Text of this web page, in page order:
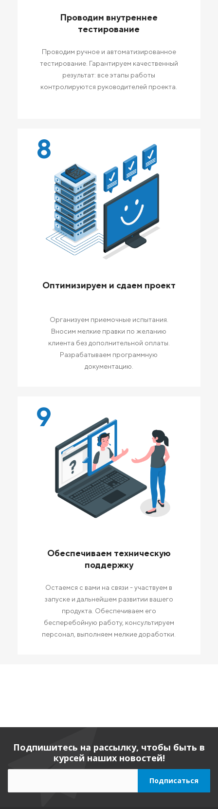
Проводим внутреннее
тестирование
Проводим ручное и автоматизированное
тестирование. Гарантируем качественный
результат: все этапы работы
контролируются руководителей проекта.
8
Оптимизируем и сдаем проект
Организуем приемочные испытания.
Вносим мелкие правки по желанию
клиента без дополнительной оплаты.
Разрабатываем программную
документацию.
9
Обеспечиваем техническую
поддержку
Остаемся с вами на связи - участвуем в
запуске и дальнейшем развитии вашего
продукта. Обеспечиваем его
бесперебойную работу, консультируем
персонал, выполняем мелкие доработки.
Подпишитесь на рассылку, чтобы быть в
курсей наших новостей!